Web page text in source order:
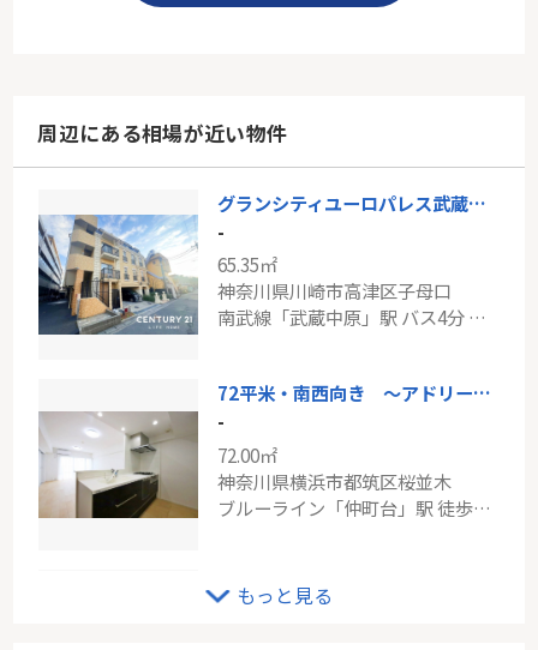
周辺にある相場が近い物件
グランシティユーロパレス武蔵中原
-
65.35㎡
神奈川県川崎市高津区子母口
南武線「武蔵中原」駅 バス4分 「岩川（神奈川県）」 停歩6分
72平米・南西向き ～アドリーム仲町台～
-
72.00㎡
神奈川県横浜市都筑区桜並木
ブルーライン「仲町台」駅 徒歩13分
-
もっと見る